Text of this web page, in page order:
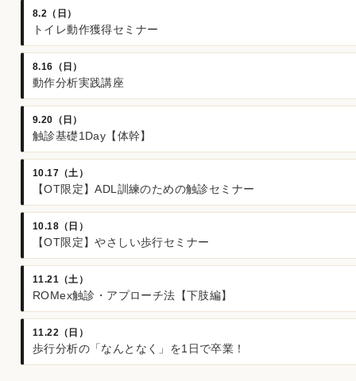
8.2（日）
トイレ動作獲得セミナー
8.16（日）
動作分析実践講座
9.20（日）
触診基礎1Day【体幹】
10.17（土）
【OT限定】ADL訓練のための触診セミナー
10.18（日）
【OT限定】やさしい歩行セミナー
11.21（土）
ROMex触診・アプローチ法【下肢編】
11.22（日）
歩行分析の「なんとなく」を1日で卒業！